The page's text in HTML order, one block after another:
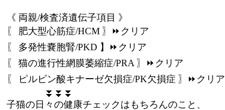
《 両親/検査済遺伝子項目 》
〖 肥大型心筋症/HCM 〗⏩️クリア
〖 多発性嚢胞腎/PKD 】⏩️クリア
〖 猫の進行性網膜萎縮症/PRA 〗⏩️クリア
〖 ピルビン酸キナーゼ欠損症/PK欠損症 〗⏩️クリア
⏬⏬⏬
子猫の日々の健康チェックはもちろんのこと、